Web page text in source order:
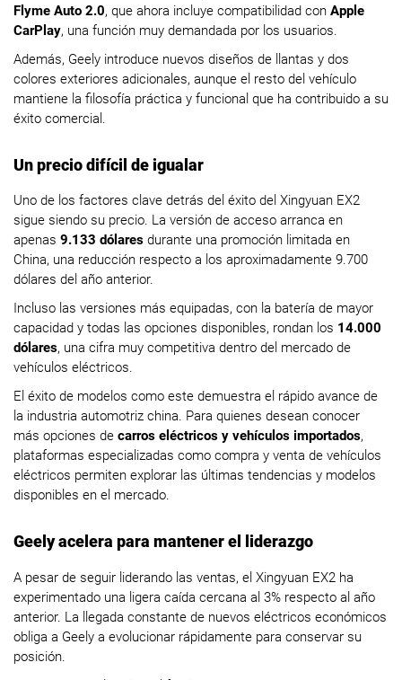
Flyme Auto 2.0, que ahora incluye compatibilidad con Apple
CarPlay, una función muy demandada por los usuarios.
Además, Geely introduce nuevos diseños de llantas y dos
colores exteriores adicionales, aunque el resto del vehículo
mantiene la filosofía práctica y funcional que ha contribuido a su
éxito comercial.
Un precio difícil de igualar
Uno de los factores clave detrás del éxito del Xingyuan EX2
sigue siendo su precio. La versión de acceso arranca en
apenas 9.133 dólares durante una promoción limitada en
China, una reducción respecto a los aproximadamente 9.700
dólares del año anterior.
Incluso las versiones más equipadas, con la batería de mayor
capacidad y todas las opciones disponibles, rondan los 14.000
dólares, una cifra muy competitiva dentro del mercado de
vehículos eléctricos.
El éxito de modelos como este demuestra el rápido avance de
la industria automotriz china. Para quienes desean conocer
más opciones de carros eléctricos y vehículos importados,
plataformas especializadas como compra y venta de vehículos
eléctricos permiten explorar las últimas tendencias y modelos
disponibles en el mercado.
Geely acelera para mantener el liderazgo
A pesar de seguir liderando las ventas, el Xingyuan EX2 ha
experimentado una ligera caída cercana al 3% respecto al año
anterior. La llegada constante de nuevos eléctricos económicos
obliga a Geely a evolucionar rápidamente para conservar su
posición.